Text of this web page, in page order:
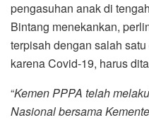
pengasuhan anak di
Bintang menekankan,
terpisah dengan salah
karena Covid-19, harus
“Kemen PPPA telah
Nasional bersama